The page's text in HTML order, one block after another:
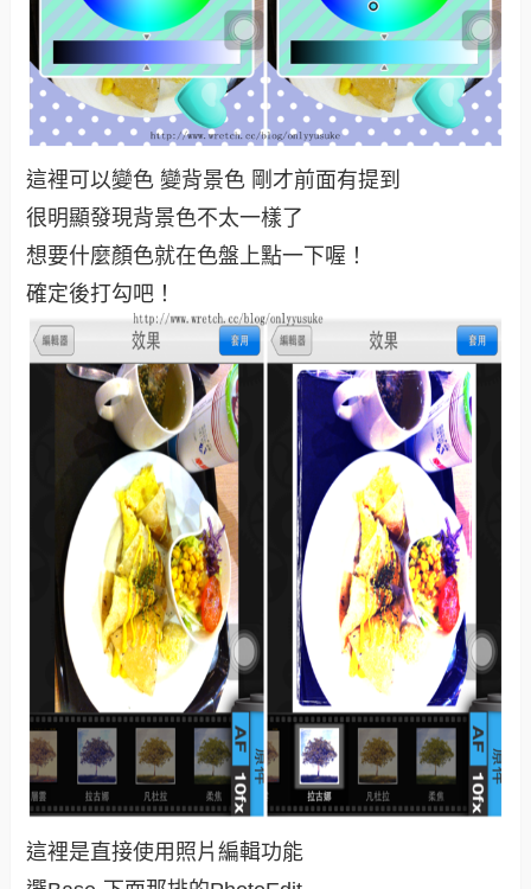
這裡可以變色 變背景色 剛才前面有提到
很明顯發現背景色不太一樣了
想要什麼顏色就在色盤上點一下喔！
確定後打勾吧！
這裡是直接使用照片編輯功能